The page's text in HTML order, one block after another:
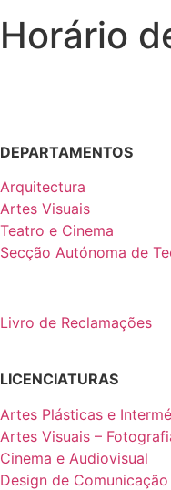
Horário
DEPARTAMENTOS
Arquitectura
Artes Visuais
Teatro e Cinema
Secção Autónoma de
Livro de Reclamações
LICENCIATURAS
Artes Plásticas e
Artes Visuais –
Cinema e Audiovisual
Design de Comunicação